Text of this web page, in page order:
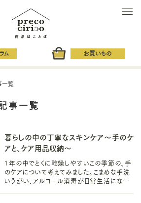
ム お買いもの
一覧
事一覧
暮らしの中の丁寧なスキンケア～手のケ
アと、ケア用品収納～
１年の中でとくに乾燥しやすいこの季節の、手
のケアについて考えてみました。こまめな手洗
いうがい、アルコール消毒が日常生活になっ